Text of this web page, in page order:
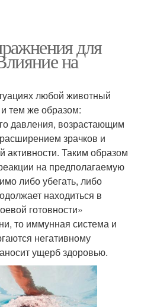
для
на
любой животный
тем же образом:
давления, возрастающим
зрачков и
Таким образом
на предполагаемую
либо убегать, либо
находиться в
готовности»
то иммунная система и
негативному
ущерб здоровью.